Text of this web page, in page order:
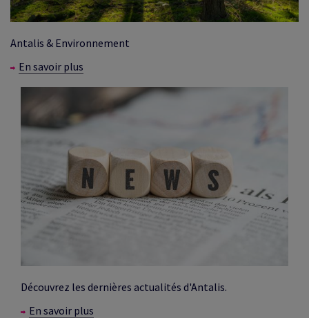
Antalis & Environnement
En savoir plus
Découvrez les dernières actualités d'Antalis.
En savoir plus